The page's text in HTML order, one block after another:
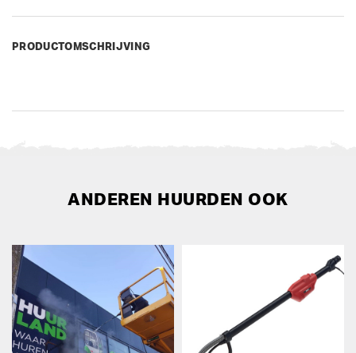
PRODUCTOMSCHRIJVING
ANDEREN HUURDEN OOK